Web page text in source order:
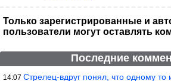
Только зарегистрированные и
пользователи могут оставлять
Последние
14:07 Стрелец-вдруг понял, что одному то